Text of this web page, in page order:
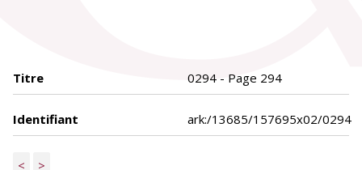
Titre 0294 - Page 294
Identifiant ark:/13685/157695x02/0294
< >